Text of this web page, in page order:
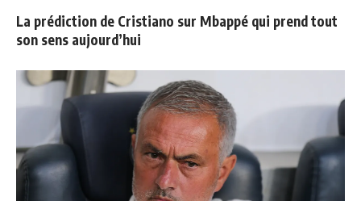
La prédiction de Cristiano sur Mbappé qui prend tout
son sens aujourd’hui